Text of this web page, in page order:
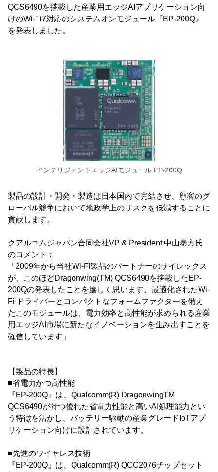
QCS6490を搭載した産業用エッジAIアプリケーション向
けのWi-Fi7対応のシステムオンモジュール『EP-200Q』
を発表しました。
インテリジェントエッジAIモジュール EP-200Q
製品の設計・開発・製造は日本国内で完結させ、顧客のグ
ローバル競争において地政学上のリスクを低減することに
貢献します。
クアルコムジャパン合同会社VP & President 中山泰方氏
のコメント：
「2009年から当社Wi-Fi製品のパートナーのサイレックス
が、このほどDragonwing(TM) QCS6490を搭載したEP-
200Qの発表したことを嬉しく思います。最適化されたWi-
Fi ドライバーとコンパクトなフォームファクターを備え
たこのモジュールは、電力効率と高性能が求められる産業
用エッジAI市場に新たなイノベーションを生み出すことを
確信しています」
【製品の特長】
■省電力かつ高性能
『EP-200Q』は、Qualcomm(R) DragonwingTM
QCS6490が持つ優れた省電力性能と高いAI処理能力とい
う特徴を活かし、バッテリー駆動の産業グレードIoTアプ
リケーション向けに設計されています。
■先進のワイヤレス技術
『EP-200Q』は、Qualcomm(R) QCC2076チップセット